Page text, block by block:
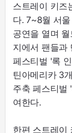
스트레이 키즈
다. 7~8월 서
공연을 열며
지에서 팬들과
페스티벌 '록
틴아메리카 3
주축 페스티벌
여한다.
한편 스트레이